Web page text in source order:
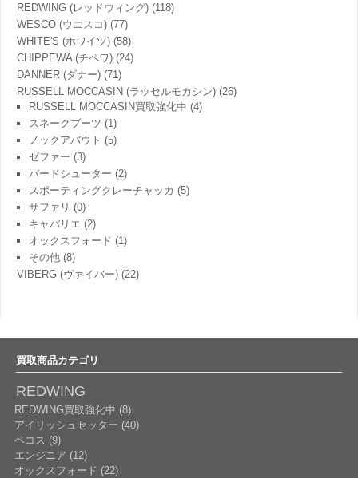
REDWING (レッドウィング) (118)
WESCO (ウエスコ) (77)
WHITE'S (ホワイツ) (58)
CHIPPEWA (チペワ) (24)
DANNER (ダナー) (71)
RUSSELL MOCCASIN (ラッセルモカシン) (26)
RUSSELL MOCCASIN買取強化中 (4)
スネークブーツ (1)
ノックアバウト (5)
ゼファー (3)
バードシューター (2)
スポーティングクレーチャッカ (5)
サファリ (0)
キャバリエ (2)
オックスフォード (1)
その他 (8)
VIBERG (ヴァイバー) (22)
買取商品カテゴリ
REDWING
REDWING買取強化中 (8)
アイリッシュセッター (40)
ペコス (9)
エンジニア (12)
オックスフォード (22)